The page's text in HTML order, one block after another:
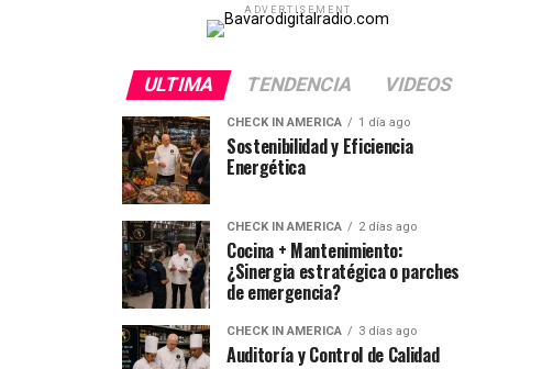
ADVERTISEMENT
ULTIMA TENDENCIA VIDEOS
CHECK IN AMERICA 1 día ago
Sostenibilidad y Eficiencia
Energética
CHECK IN AMERICA 2 días ago
Cocina + Mantenimiento:
¿Sinergia estratégica o parches
de emergencia?
CHECK IN AMERICA 3 días ago
Auditoría y Control de Calidad